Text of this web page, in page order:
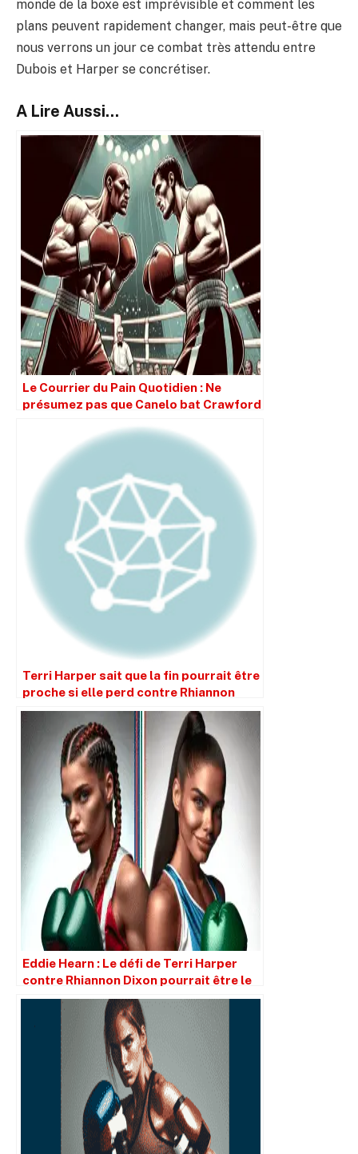
monde de la boxe est imprévisible et comment les
plans peuvent rapidement changer, mais peut-être que
nous verrons un jour ce combat très attendu entre
Dubois et Harper se concrétiser.
A Lire Aussi...
Le Courrier du Pain Quotidien : Ne
présumez pas que Canelo bat Crawford
Terri Harper sait que la fin pourrait être
proche si elle perd contre Rhiannon
Dixon.
Eddie Hearn : Le défi de Terri Harper
contre Rhiannon Dixon pourrait être le
dernier coup de dés